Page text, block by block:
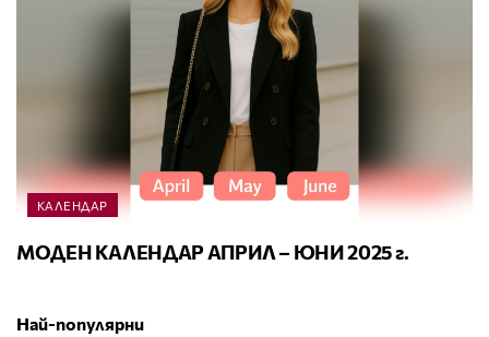
КАЛЕНДАР
МОДЕН КАЛЕНДАР АПРИЛ – ЮНИ 2025 г.
Най-популярни